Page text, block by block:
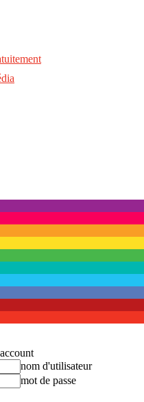
nom d'utilisateur
mot de passe